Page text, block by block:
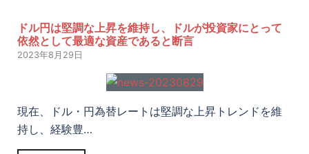
ドル円は堅調な上昇を維持し、ドルが投資家にとって
依然として最適な資産であると断言
2023年8月29日
現在、ドル・円為替レートは堅調な上昇トレンドを維
持し、経験豊…